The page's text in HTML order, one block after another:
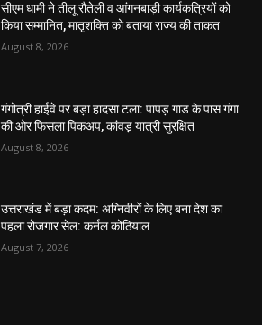
सीएम धामी ने तीलू रौतेली व आंगनबाड़ी कार्यकत्रियों को
किया सम्मानित, मातृशक्ति को बताया राज्य की ताकत
August 8, 2026
गंगोत्री हाईवे पर बड़ा हादसा टला: पापड़ गाड के पास गंगा
की ओर फिसला पिकअप, कांवड़ यात्री सुरक्षित
August 8, 2026
उत्तराखंड में बड़ा कदम: अग्निवीरों के लिए बना देश का
पहला रोजगार सेल: कर्नल कोठियाल
August 7, 2026